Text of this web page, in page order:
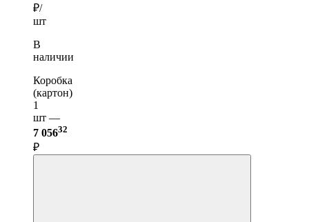
₽/
шт
В
наличии
Коробка
(картон)
1
шт —
7 05632
₽